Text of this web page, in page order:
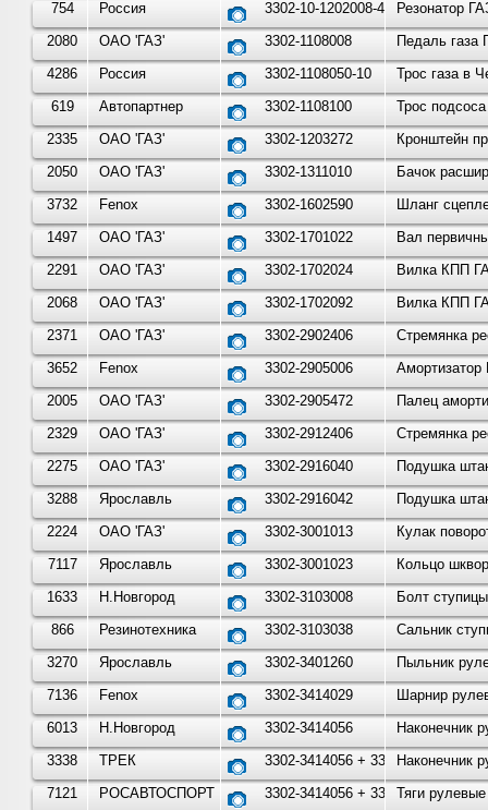
754
Россия 3302-10-1202008-49
Резонатор
2080
ОАО 'ГАЗ' 3302-1108008
Педаль газа
4286
Россия 3302-1108050-10
Трос газа в
619
Автопартнер 3302-1108100
Трос
2335
ОАО 'ГАЗ' 3302-1203272
Кронштейн
2050
ОАО 'ГАЗ' 3302-1311010
Бачок
3732
Fenox 3302-1602590
Шланг
1497
ОАО 'ГАЗ' 3302-1701022
Вал
2291
ОАО 'ГАЗ' 3302-1702024
Вилка КПП
2068
ОАО 'ГАЗ' 3302-1702092
Вилка КПП
2371
ОАО 'ГАЗ' 3302-2902406
Стремянка
3652
Fenox 3302-2905006
Амортизатор
2005
ОАО 'ГАЗ' 3302-2905472
Палец
2329
ОАО 'ГАЗ' 3302-2912406
Стремянка
2275
ОАО 'ГАЗ' 3302-2916040
Подушка
3288
Ярославль 3302-2916042
Подушка
2224
ОАО 'ГАЗ' 3302-3001013
Кулак
7117
Ярославль 3302-3001023
Кольцо
1633
Н.Новгород 3302-3103008
Болт
866
Резинотехника 3302-3103038
Сальник
3270
Ярославль 3302-3401260
Пыльник
7136
Fenox 3302-3414029
Шарнир
6013
Н.Новгород 3302-3414056
Наконечник
3338
ТРЕК 3302-3414056 + 3302-34140
Наконечник
7121
РОСАВТОСПОРТ 3302-3414056 + 3302-34140
Тяги